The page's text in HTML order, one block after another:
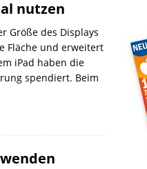
nutzen
Größe des Displays
Fläche und erweitert
iPad haben die
spendiert. Beim